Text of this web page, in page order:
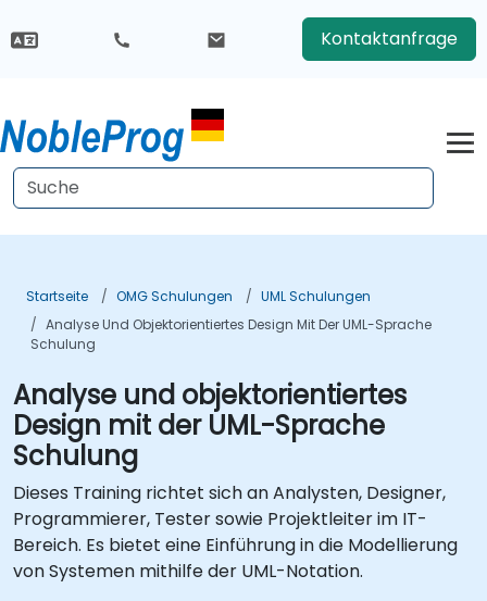
Kontaktanfrage
Startseite OMG Schulungen
UML Schulungen
Analyse Und Objektorientiertes Design Mit Der UML-Sprache
Schulung
Analyse und objektorientiertes
Design mit der UML-Sprache
Schulung
Dieses Training richtet sich an Analysten, Designer,
Programmierer, Tester sowie Projektleiter im IT-
Bereich. Es bietet eine Einführung in die Modellierung
von Systemen mithilfe der UML-Notation.